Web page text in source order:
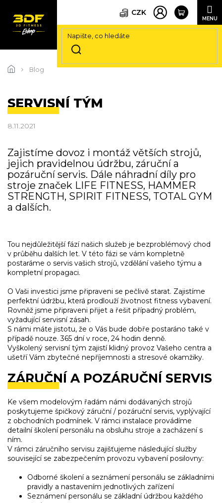
na
CZK
Blog
SERVISNÍ TÝM
8.11.2021
Zajistíme dovoz i montáž větších strojů,
jejich pravidelnou údržbu, záruční a
pozáruční servis. Dále náhradní díly pro
stroje značek LIFE FITNESS, HAMMER
STRENGTH, SPIRIT FITNESS, TOTAL GYM
a dalších.
Tou nejdůležitější fází našich služeb je bezproblémový chod
v průběhu dalších let. V této fázi se vám kompletně
postaráme o servis vašich strojů, vzdělání vašeho týmu a
kompletní propagaci.
O Vaši investici jsme připraveni se pečlivě starat. Zajistíme
perfektní údržbu, která prodlouží životnost fitness vybavení.
Rovněž jsme připraveni přijet a řešit případný problém,
vyžadující servisní zásah.
S námi máte jistotu, že o Vás bude dobře postaráno také v
případě nouze. 365 dní v roce, 24 hodin denně.
Vyškolený servisní tým zajistí klidný provoz Vašeho centra a
ušetří Vám zbytečné nepříjemnosti a stresové okamžiky.
ZÁRUČNÍ A POZÁRUČNÍ SERVIS
Ke všem modelovým řadám námi dodávaných strojů
poskytujeme špičkový záruční / pozáruční servis, vyplývající
z obchodních podmínek. V rámci instalace provádíme
detailní školení personálu na obsluhu stroje a zacházení s
ním.
V rámci záručního servisu zajišťujeme následující služby
související se zabezpečením provozu vybavení posilovny:
Odborné školení a seznámení personálu se základními
pravidly a nastavením jednotlivých zařízení
Seznámení personálu se základní údržbou každého